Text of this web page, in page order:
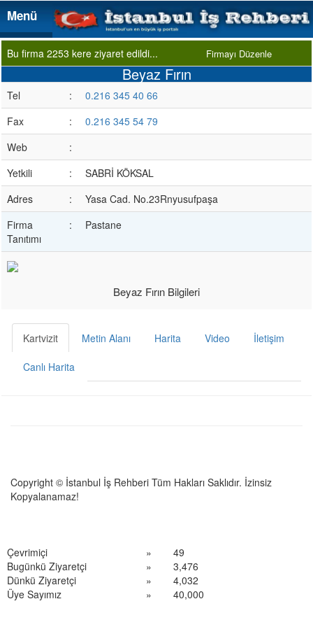
Menü
Menü
Bu firma 2253 kere ziyaret edildi... Firmayı Düzenle
Beyaz Fırın
Tel :
0.216 345 40 66
Fax
:
0.216 345 54 79
Web
:
Yetkili
:
SABRİ KÖKSAL
Adres
:
Yasa Cad. No.23Rnyusufpaşa
Firma
Tanıtımı
: Pastane
Beyaz Fırın Bilgileri
Kartvizit Metin Alanı Harita Video İletişim
Canlı Harita
Copyright © İstanbul İş Rehberi Tüm Hakları Saklıdır. İzinsiz
Kopyalanamaz!
Çevrimiçi »
49
Bugünkü Ziyaretçi
»
3,476
Dünkü Ziyaretçi
»
4,032
Üye Sayımız
» 40,000